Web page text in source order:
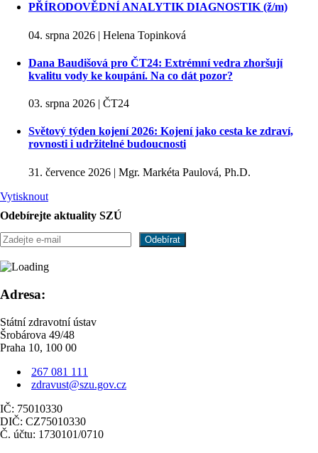
PŘÍRODOVĚDNÍ ANALYTIK DIAGNOSTIK (ž/m)
04. srpna 2026 | Helena Topinková
Dana Baudišová pro ČT24: Extrémní vedra zhoršují
kvalitu vody ke koupání. Na co dát pozor?
03. srpna 2026 | ČT24
Světový týden kojení 2026: Kojení jako cesta ke zdraví,
rovnosti i udržitelné budoucnosti
31. července 2026 | Mgr. Markéta Paulová, Ph.D.
Vytisknout
Odebírejte aktuality SZÚ
Adresa:
Státní zdravotní ústav
Šrobárova 49/48
Praha 10, 100 00
267 081 111
zdravust@szu.gov.cz
IČ: 75010330
DIČ: CZ75010330
Č. účtu: 1730101/0710